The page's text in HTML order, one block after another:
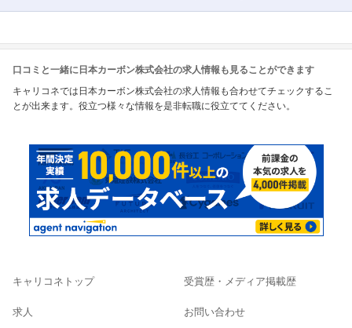
口コミと一緒に日本カーボン株式会社の求人情報も見ることができます
キャリコネでは日本カーボン株式会社の求人情報も合わせてチェックするこ
とが出来ます。役立つ様々な情報を是非転職に役立ててください。
キャリコネトップ
求人
受賞歴・メディア掲載歴
お問い合わせ